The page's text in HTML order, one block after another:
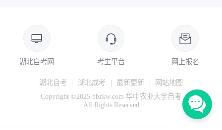
湖北自考网 考生平台 网上报名
湖北自考 | 湖北成考 | 最新更新 |
网站地图
Copyright ©2025 hbzkw.com 华中农业大学自考
All Rights Reserved